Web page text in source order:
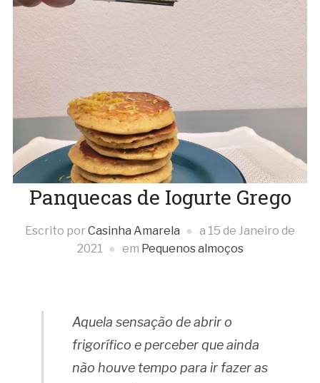
Panquecas de Iogurte Grego
Escrito por Casinha Amarela a 15 de Janeiro de
2021
em Pequenos almoços
Aquela sensação de abrir o
frigorífico e perceber que ainda
não houve tempo para ir fazer as